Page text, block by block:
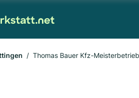
Thomas Bauer Kfz-